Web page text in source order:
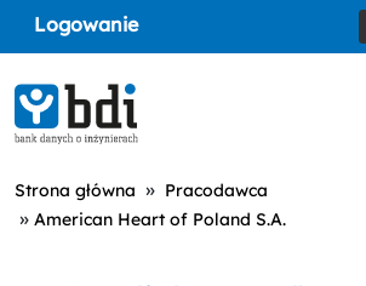
Logowanie
Strona główna » Pracodawca
» American Heart of Poland S.A.